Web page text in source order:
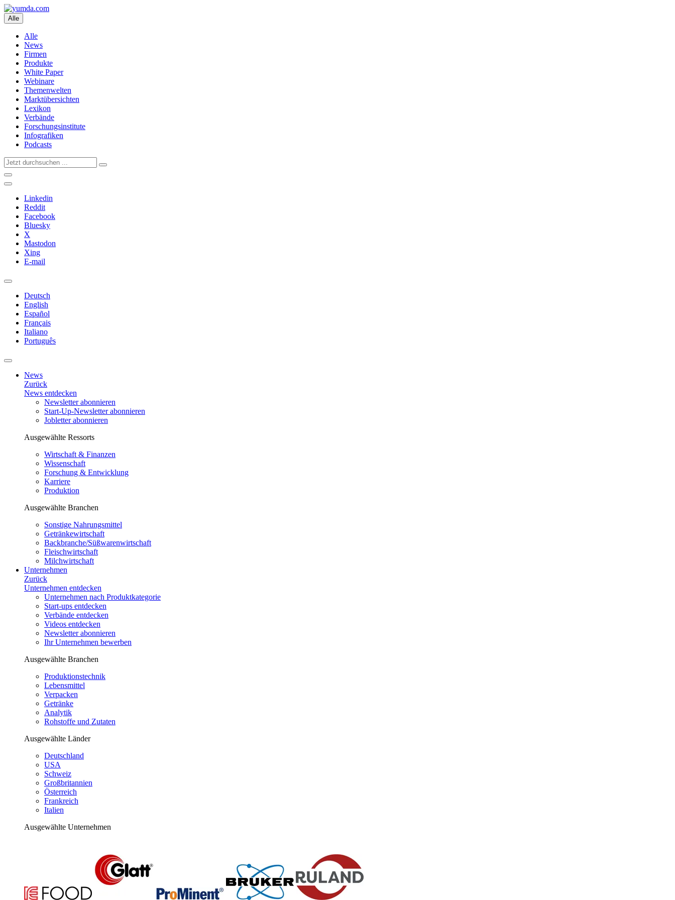
Alle
Alle
News
Firmen
Produkte
White Paper
Webinare
Themenwelten
Marktübersichten
Lexikon
Verbände
Forschungsinstitute
Infografiken
Podcasts
Linkedin
Reddit
Facebook
Bluesky
X
Mastodon
Xing
E-mail
Deutsch
English
Español
Français
Italiano
Português
News
Zurück
News entdecken
Newsletter abonnieren
Start-Up-Newsletter abonnieren
Jobletter abonnieren
Ausgewählte Ressorts
Wirtschaft & Finanzen
Wissenschaft
Forschung & Entwicklung
Karriere
Produktion
Ausgewählte Branchen
Sonstige Nahrungsmittel
Getränkewirtschaft
Backbranche/Süßwarenwirtschaft
Fleischwirtschaft
Milchwirtschaft
Unternehmen
Zurück
Unternehmen entdecken
Unternehmen nach Produktkategorie
Start-ups entdecken
Verbände entdecken
Videos entdecken
Newsletter abonnieren
Ihr Unternehmen bewerben
Ausgewählte Branchen
Produktionstechnik
Lebensmittel
Verpacken
Getränke
Analytik
Rohstoffe und Zutaten
Ausgewählte Länder
Deutschland
USA
Schweiz
Großbritannien
Österreich
Frankreich
Italien
Ausgewählte Unternehmen